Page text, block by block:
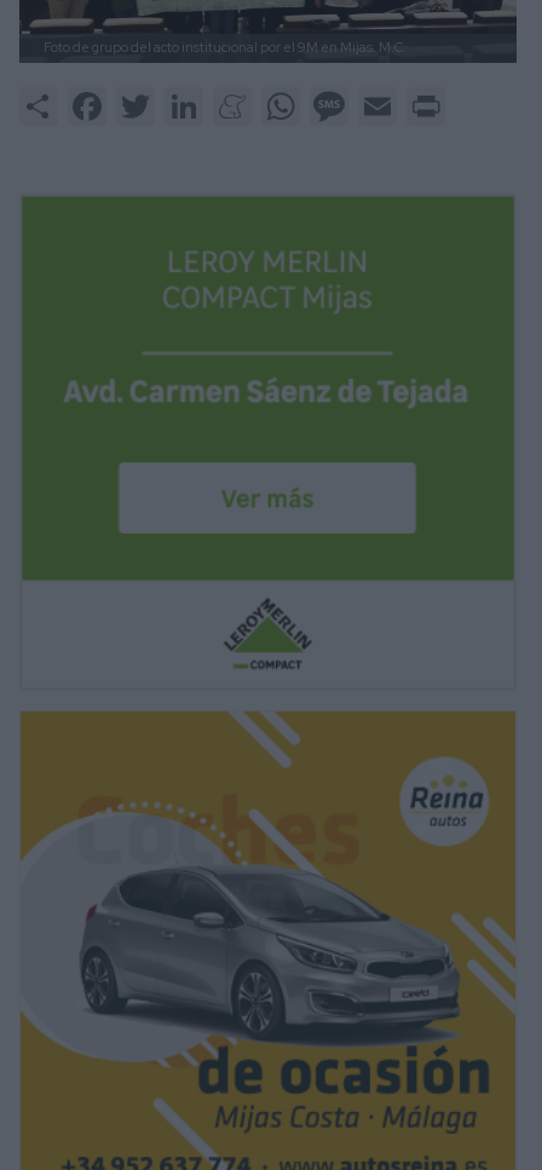
Foto de grupo del acto institucional por el 9M en Mijas. M.C.
Share FacebookTwitter LinkedInMeneameWhatsAppMessage
Email